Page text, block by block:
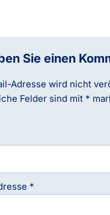
Sie einen
Adresse wird nicht
Felder sind mit *
*